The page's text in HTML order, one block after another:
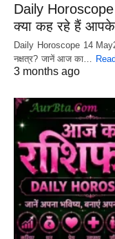
Daily
क्या कह रहे हैं आपके
Daily Horoscope 14
नक्षत्र? जानें आज का…
3 months ago